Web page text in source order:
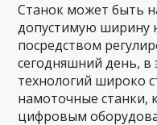
Станок может быть
допустимую ширину
посредством
сегодняшний день, в
технологий широко
намоточные станки,
цифровым